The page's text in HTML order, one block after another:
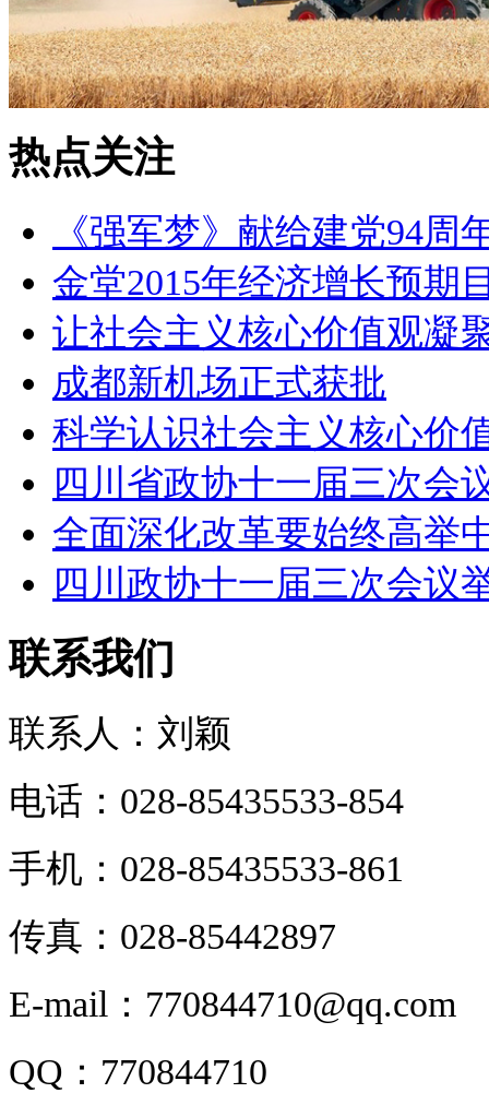
热点关注
《强军梦》献给建党94周
金堂2015年经济增长预期
让社会主义核心价值观凝
成都新机场正式获批
科学认识社会主义核心价
四川省政协十一届三次会
全面深化改革要始终高举
四川政协十一届三次会议
联系我们
联系人：刘颖
电话：028-85435533-854
手机：028-85435533-861
传真：028-85442897
E-mail：770844710@qq.com
QQ：770844710